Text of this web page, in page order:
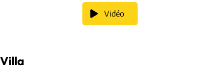
Vidéo
Villa